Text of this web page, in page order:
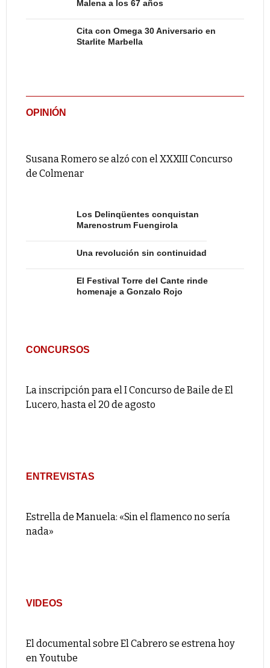
Malena a los 67 años
Cita con Omega 30 Aniversario en
Starlite Marbella
OPINIÓN
Susana Romero se alzó con el XXXIII Concurso
de Colmenar
Los Delinqüentes conquistan
Marenostrum Fuengirola
Una revolución sin continuidad
El Festival Torre del Cante rinde
homenaje a Gonzalo Rojo
CONCURSOS
La inscripción para el I Concurso de Baile de El
Lucero, hasta el 20 de agosto
ENTREVISTAS
Estrella de Manuela: «Sin el flamenco no sería
nada»
VIDEOS
El documental sobre El Cabrero se estrena hoy
en Youtube